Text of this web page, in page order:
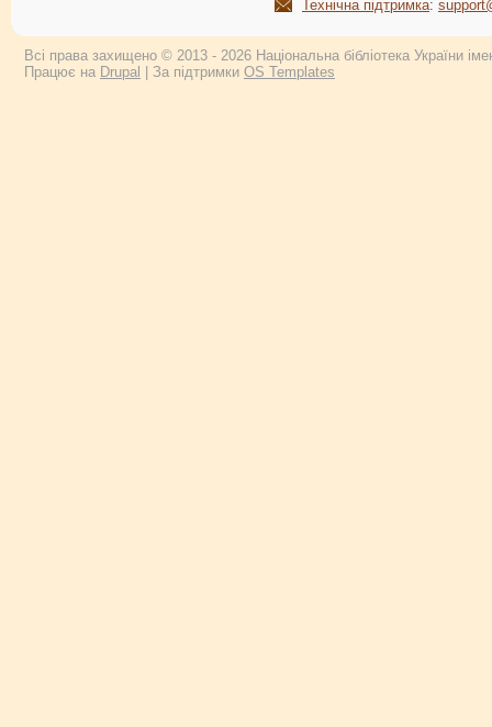
Технічна підтримка:
Всі права захищено © 2013 - 2026 Національна бібліотека України
Працює на Drupal | За підтримки OS Templates